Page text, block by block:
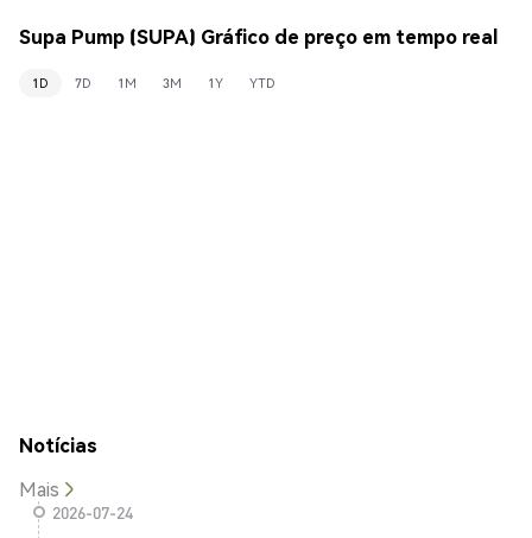
Supa Pump (SUPA) Gráfico de preço em tempo real
1D 7D 1M 3M 1Y YTD
Notícias
Mais
2026-07-24